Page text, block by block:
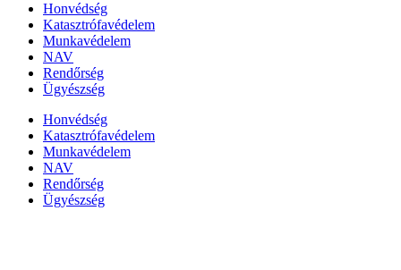
Honvédség
Katasztrófavédelem
Munkavédelem
NAV
Rendőrség
Ügyészség
Honvédség
Katasztrófavédelem
Munkavédelem
NAV
Rendőrség
Ügyészség